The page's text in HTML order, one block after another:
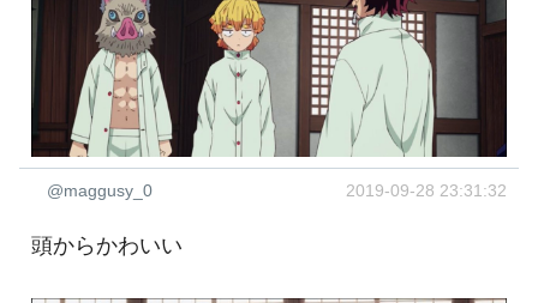
@maggusy_0 2019-09-28 23:31:32
頭からかわいい